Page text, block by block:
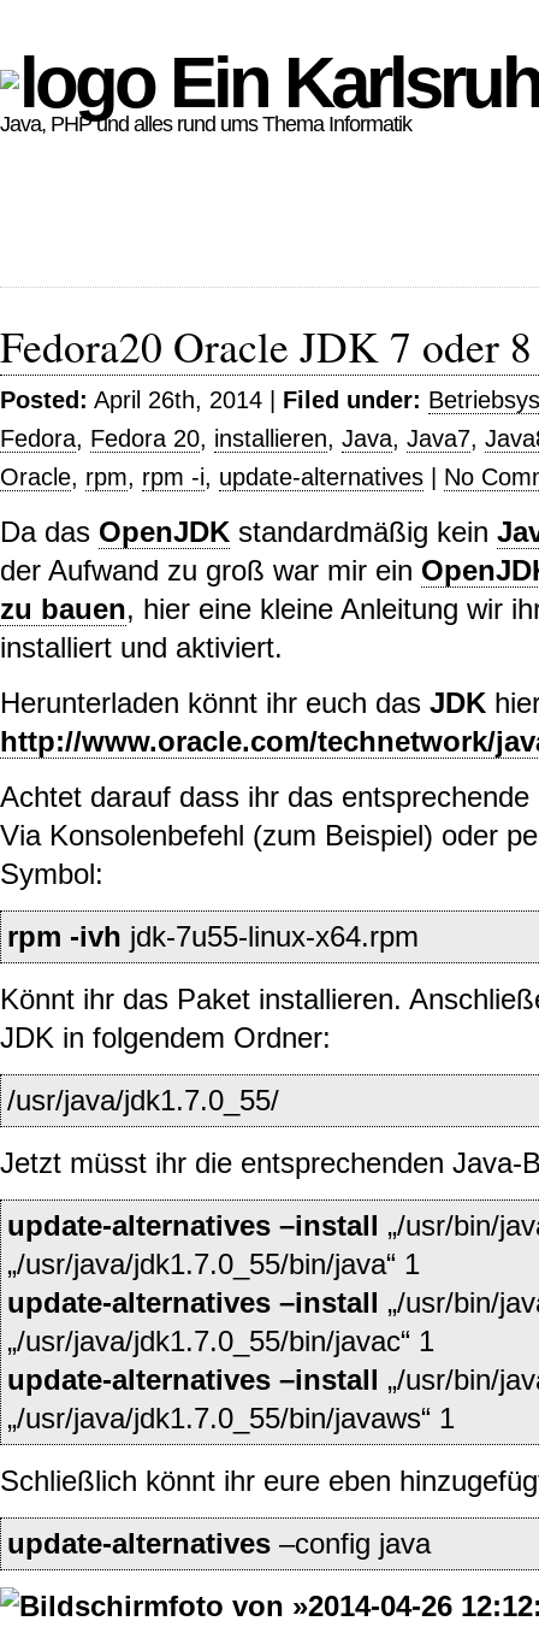
Ein
Java, PHP und alles rund ums Thema Informatik
Fedora20 Oracle JDK 7 oder
Posted: April 26th, 2014 | Filed under:
Fedora, Fedora 20, installieren, Java, Java7,
Oracle, rpm, rpm -i, update-alternatives No
Da das OpenJDK standardmäßig kein
der Aufwand zu groß war mir ein
zu bauen, hier eine kleine Anleitung wir
installiert und aktiviert.
Herunterladen könnt ihr euch das JDK
http://www.oracle.com/technetwork/
Achtet darauf dass ihr das
Via Konsolenbefehl (zum Beispiel) oder
Symbol:
rpm -ivh jdk-7u55-linux-x64.rpm
Könnt ihr das Paket installieren.
JDK in folgendem Ordner:
/usr/java/jdk1.7.0_55/
Jetzt müsst ihr die entsprechenden Java-
update-alternatives –install „/usr/bin/
„/usr/java/jdk1.7.0_55/bin/java“ 1
update-alternatives –install „/usr/bin/
„/usr/java/jdk1.7.0_55/bin/javac“ 1
update-alternatives –install „/usr/bin/
„/usr/java/jdk1.7.0_55/bin/javaws“ 1
Schließlich könnt ihr eure eben
update-alternatives –config java